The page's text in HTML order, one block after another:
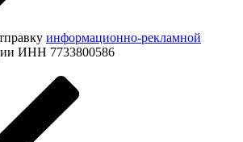
информационно-рекламной
ИНН 7733800586